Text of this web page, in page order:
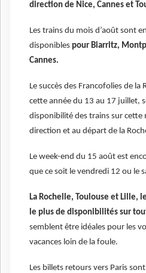
direction de Nice, Cannes et
Les trains du mois d’août sont
disponibles pour Biarritz,
Cannes.
Le succès des Francofolies de
cette année du 13 au 17 juillet,
disponibilité des trains sur cette
direction et au départ de la
Le week-end du 15 août est
que ce soit le vendredi 12 ou le
La Rochelle, Toulouse et Lille,
le plus de disponibilités sur
semblent être idéales pour les
vacances loin de la foule.
Les billets retours vers Paris